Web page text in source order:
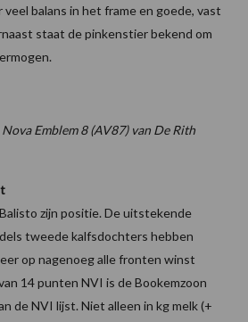
balans in het frame en goede, vast
staat de pinkenstier bekend om
Emblem 8 (AV87) van De Rith
zijn positie. De uitstekende
tweede kalfsdochters hebben
op nagenoeg alle fronten winst
14 punten NVI is de Bookemzoon
de NVI lijst. Niet alleen in kg melk (+